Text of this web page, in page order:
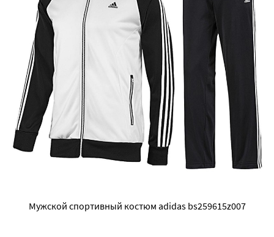
Мужской спортивный костюм adidas bs259615z007